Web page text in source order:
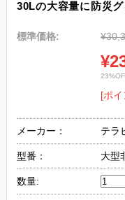
30Lの大容量に防災
標準価格:
[ポ
メーカー： テラ
型番： 大型
数量: